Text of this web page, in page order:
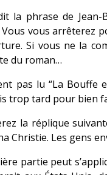
la phrase de Jean-
vous arrêterez
Si vous ne la
du roman…
pas lu “La Bouffe
trop tard pour bien
la réplique
Christie. Les gens
partie peut